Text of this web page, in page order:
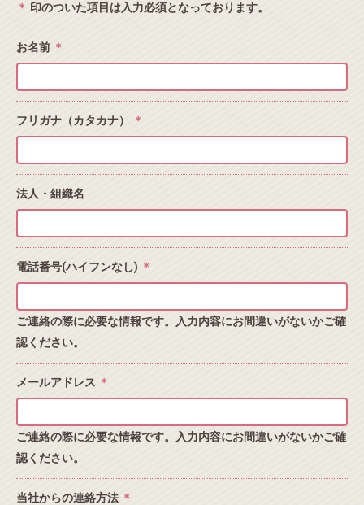
＊ 印のついた項目は入力必須となっております。
お名前 ＊
フリガナ（カタカナ） ＊
法人・組織名
電話番号(ハイフンなし) ＊
ご連絡の際に必要な情報です。入力内容にお間違いがないかご確
認ください。
メールアドレス ＊
ご連絡の際に必要な情報です。入力内容にお間違いがないかご確
認ください。
当社からの連絡方法 ＊